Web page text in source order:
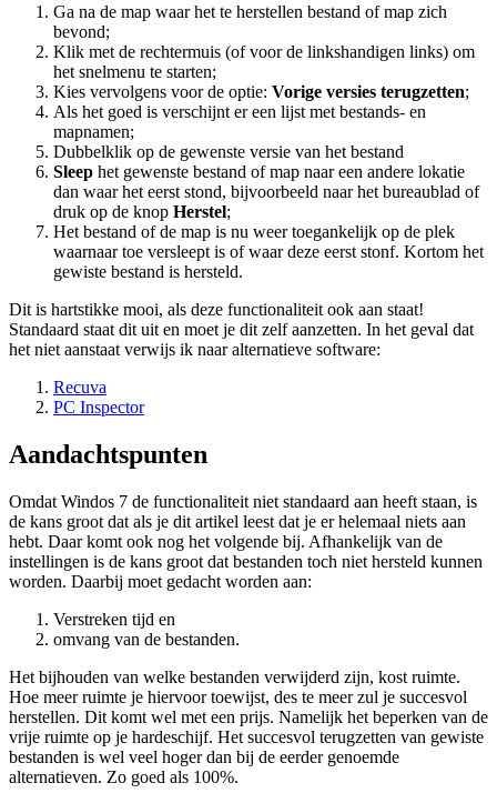
Ga na de map waar het te herstellen bestand of map zich
bevond;
Klik met de rechtermuis (of voor de linkshandigen links) om
het snelmenu te starten;
Kies vervolgens voor de optie: Vorige versies terugzetten;
Als het goed is verschijnt er een lijst met bestands- en
mapnamen;
Dubbelklik op de gewenste versie van het bestand
Sleep het gewenste bestand of map naar een andere lokatie
dan waar het eerst stond, bijvoorbeeld naar het bureaublad of
druk op de knop Herstel;
Het bestand of de map is nu weer toegankelijk op de plek
waarnaar toe versleept is of waar deze eerst stonf. Kortom het
gewiste bestand is hersteld.
Dit is hartstikke mooi, als deze functionaliteit ook aan staat!
Standaard staat dit uit en moet je dit zelf aanzetten. In het geval dat
het niet aanstaat verwijs ik naar alternatieve software:
Recuva
PC Inspector
Aandachtspunten
Omdat Windos 7 de functionaliteit niet standaard aan heeft staan, is
de kans groot dat als je dit artikel leest dat je er helemaal niets aan
hebt. Daar komt ook nog het volgende bij. Afhankelijk van de
instellingen is de kans groot dat bestanden toch niet hersteld kunnen
worden. Daarbij moet gedacht worden aan:
Verstreken tijd en
omvang van de bestanden.
Het bijhouden van welke bestanden verwijderd zijn, kost ruimte.
Hoe meer ruimte je hiervoor toewijst, des te meer zul je succesvol
herstellen. Dit komt wel met een prijs. Namelijk het beperken van de
vrije ruimte op je hardeschijf. Het succesvol terugzetten van gewiste
bestanden is wel veel hoger dan bij de eerder genoemde
alternatieven. Zo goed als 100%.